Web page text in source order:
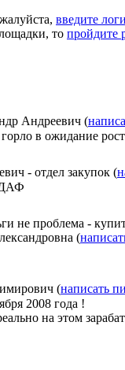
введите
то пройдите
Андреевич (
в ожидание
- отдел закупок (
ДАФ
не проблема -
(
(написать
2008 года !
на этом